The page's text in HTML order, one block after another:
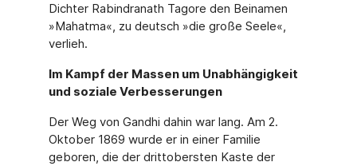
Dichter Ra­bindranath Tagore den Beinamen
»Mahatma«, zu deutsch »die große Seele«,
verlieh.
Im Kampf der Massen um Unabhängigkeit
und soziale Verbesserungen
Der Weg von Gandhi dahin war lang. Am 2.
Oktober 1869 wurde er in einer Familie
geboren, die der drittobersten Kaste der